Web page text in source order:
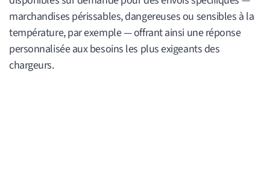
marchandises périssables, dangereuses ou sensibles à la
température, par exemple — offrant ainsi une réponse
personnalisée aux besoins les plus exigeants des
chargeurs.